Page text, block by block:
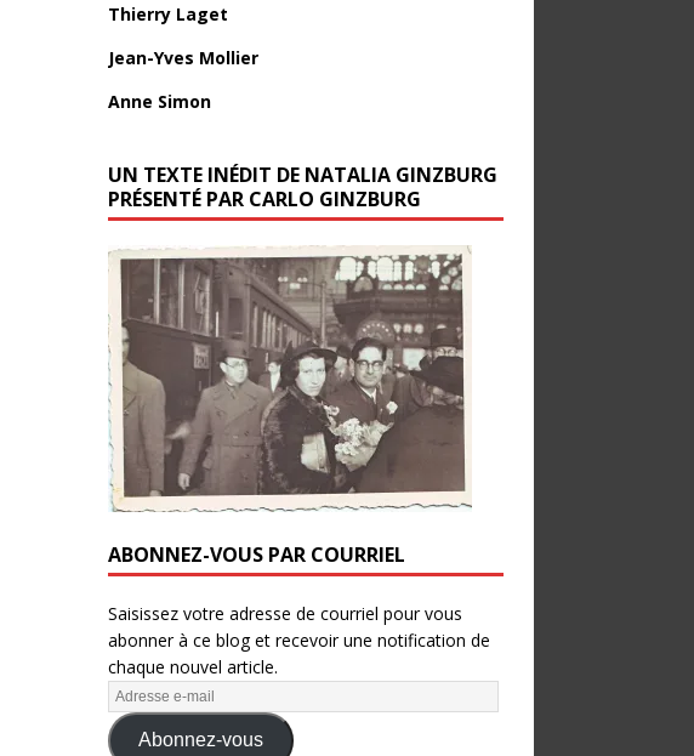
Thierry Laget
Jean-Yves Mollier
Anne Simon
UN TEXTE INÉDIT DE NATALIA GINZBURG
PRÉSENTÉ PAR CARLO GINZBURG
ABONNEZ-VOUS PAR COURRIEL
Saisissez votre adresse de courriel pour vous
abonner à ce blog et recevoir une notification de
chaque nouvel article.
Abonnez-vous